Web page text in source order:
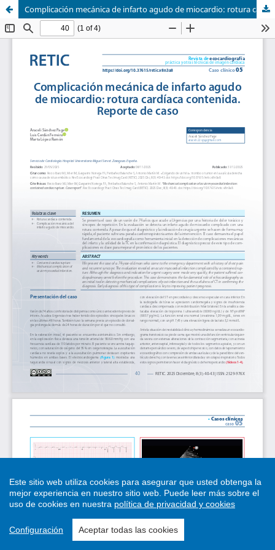
Complicación mecánica de infarto agudo de miocardio: rotura cardíaca contenida. Reporte de caso
Este sitio web utiliza cookies para asegurar que usted obtenga la
mejor experiencia en nuestro sitio web. Puede leer más sobre el
uso de cookies en nuestra política de privacidad y cookies
Configuración Aceptar todas las cookies